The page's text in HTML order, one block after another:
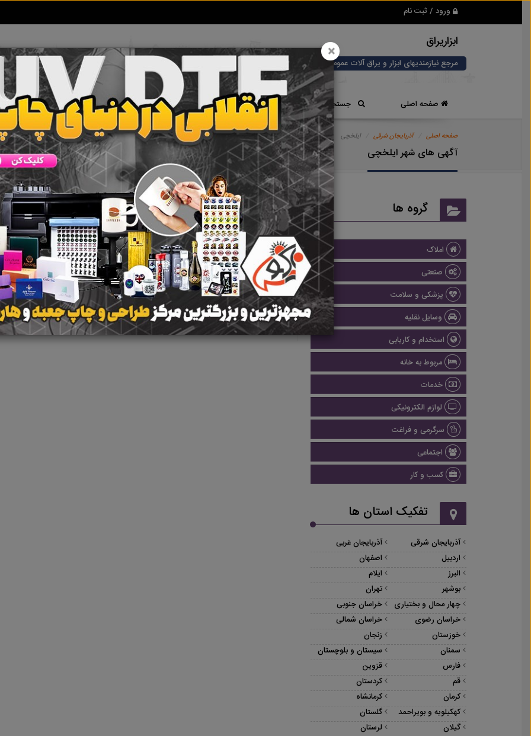
ورود / ثبت نام
ابزاریراق
مرجع نیازمندیهای ابزار و یراق آلات عمومی و صنعتی
صفحه اصلی جستجوی سریع تعرفه آگهی ها خبرهای سایت تماس با ما
صفحه اصلی آذربایجان شرقی ایلخچی
آگهی های شهر ایلخچی
نتیجه ای
گروه ها
املاک
صنعتی
پزشکی و سلامت
وسایل نقلیه
استخدام و کاریابی
مربوط به خانه
خدمات
لوازم الکترونیکی
سرگرمی و فراغت
اجتماعی
کسب و کار
تفکیک استان ها
آذربایجان شرقی
آذربایجان غربی
اردبیل
اصفهان
البرز
ایلام
بوشهر
تهران
چهار محال و بختیاری
خراسان جنوبی
خراسان رضوی
خراسان شمالی
خوزستان
زنجان
سمنان
سیستان و بلوچستان
فارس
قزوین
قم
کردستان
کرمان
کرمانشاه
کهکیلویه و بویراحمد
گلستان
گیلان
لرستان
×